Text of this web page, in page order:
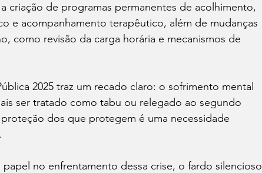
criação de programas permanentes de acolhimento,
e acompanhamento terapêutico, além de mudanças
como revisão da carga horária e mecanismos de
2025 traz um recado claro: o sofrimento mental
ser tratado como tabu ou relegado ao segundo
dos que protegem é uma necessidade
no enfrentamento dessa crise, o fardo silencioso